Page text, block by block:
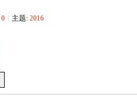
0 主题: 2016